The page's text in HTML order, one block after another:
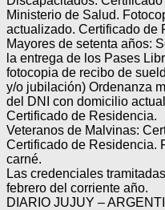
Ministerio de Salud.
actualizado. Certificado de
Mayores de setenta años:
la entrega de los Pases
fotocopia de recibo de
y/o jubilación) Ordenanza
del DNI con domicilio
Certificado de Residencia.
Veteranos de Malvinas:
Certificado de Residencia.
carné.
Las credenciales
febrero del corriente año.
DIARIO JUJUY –